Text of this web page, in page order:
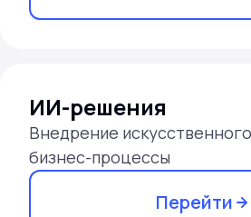
ИИ-решения
Внедрение
бизнес-процессы
Перейти